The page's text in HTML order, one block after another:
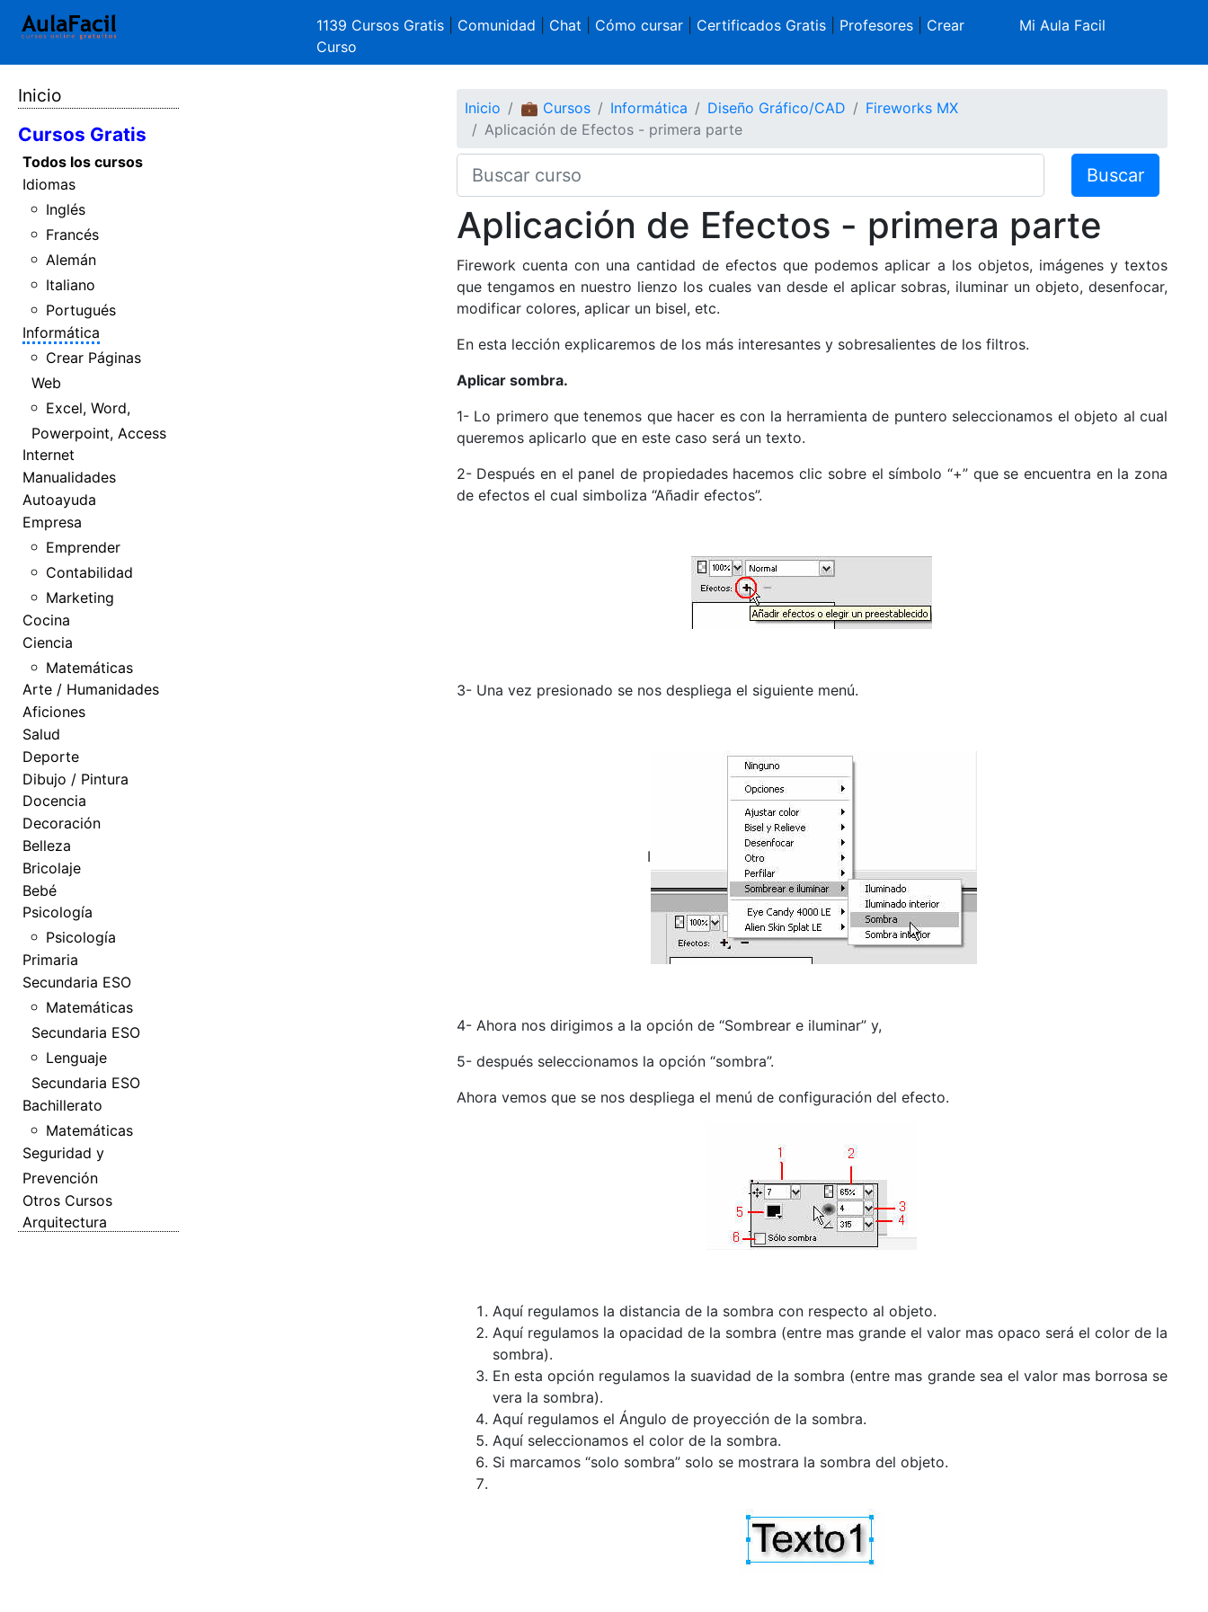
1139 Cursos Gratis Comunidad Chat Cómo cursar| Certificados Gratis| Profesores| Crear
Curso
Mi Aula Facil
Inicio
Cursos Gratis
Todos los cursos
Idiomas
Inglés
Francés
Alemán
Italiano
Portugués
Informática
Crear Páginas
Web
Excel, Word,
Powerpoint, Access
Internet
Manualidades
Autoayuda
Empresa
Emprender
Contabilidad
Marketing
Cocina
Ciencia
Matemáticas
Arte / Humanidades
Aficiones
Salud
Deporte
Dibujo / Pintura
Docencia
Decoración
Belleza
Bricolaje
Bebé
Psicología
Psicología
Primaria
Secundaria ESO
Matemáticas
Secundaria ESO
Lenguaje
Secundaria ESO
Bachillerato
Matemáticas
Seguridad y
Prevención
Otros Cursos
Arquitectura
Inicio 💼 Cursos Informática Diseño Gráfico/CAD
Fireworks MX
Aplicación de Efectos - primera parte
Buscar
Aplicación de Efectos - primera parte
Firework cuenta con una cantidad de efectos que podemos aplicar a los objetos, imágenes y textos
que tengamos en nuestro lienzo los cuales van desde el aplicar sobras, iluminar un objeto, desenfocar,
modificar colores, aplicar un bisel, etc.
En esta lección explicaremos de los más interesantes y sobresalientes de los filtros.
Aplicar sombra.
1- Lo primero que tenemos que hacer es con la herramienta de puntero seleccionamos el objeto al cual
queremos aplicarlo que en este caso será un texto.
2- Después en el panel de propiedades hacemos clic sobre el símbolo “+” que se encuentra en la zona
de efectos el cual simboliza “Añadir efectos”.
3- Una vez presionado se nos despliega el siguiente menú.
I
4- Ahora nos dirigimos a la opción de “Sombrear e iluminar” y,
5- después seleccionamos la opción “sombra”.
Ahora vemos que se nos despliega el menú de configuración del efecto.
Aquí regulamos la distancia de la sombra con respecto al objeto.
Aquí regulamos la opacidad de la sombra (entre mas grande el valor mas opaco será el color de la
sombra).
En esta opción regulamos la suavidad de la sombra (entre mas grande sea el valor mas borrosa se
vera la sombra).
Aquí regulamos el Ángulo de proyección de la sombra.
Aquí seleccionamos el color de la sombra.
Si marcamos “solo sombra” solo se mostrara la sombra del objeto.